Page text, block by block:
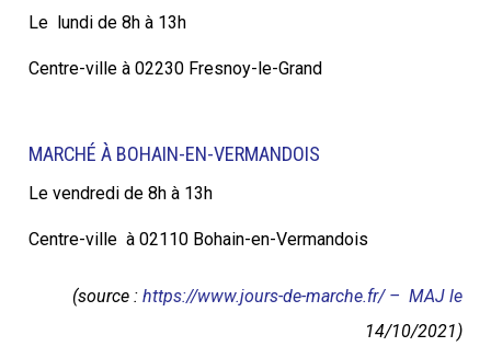
Le lundi de 8h à 13h
Centre-ville à 02230 Fresnoy-le-Grand
MARCHÉ À BOHAIN-EN-VERMANDOIS
Le vendredi de 8h à 13h
Centre-ville à 02110 Bohain-en-Vermandois
(source : https://www.jours-de-marche.fr/ – MAJ le
14/10/2021)